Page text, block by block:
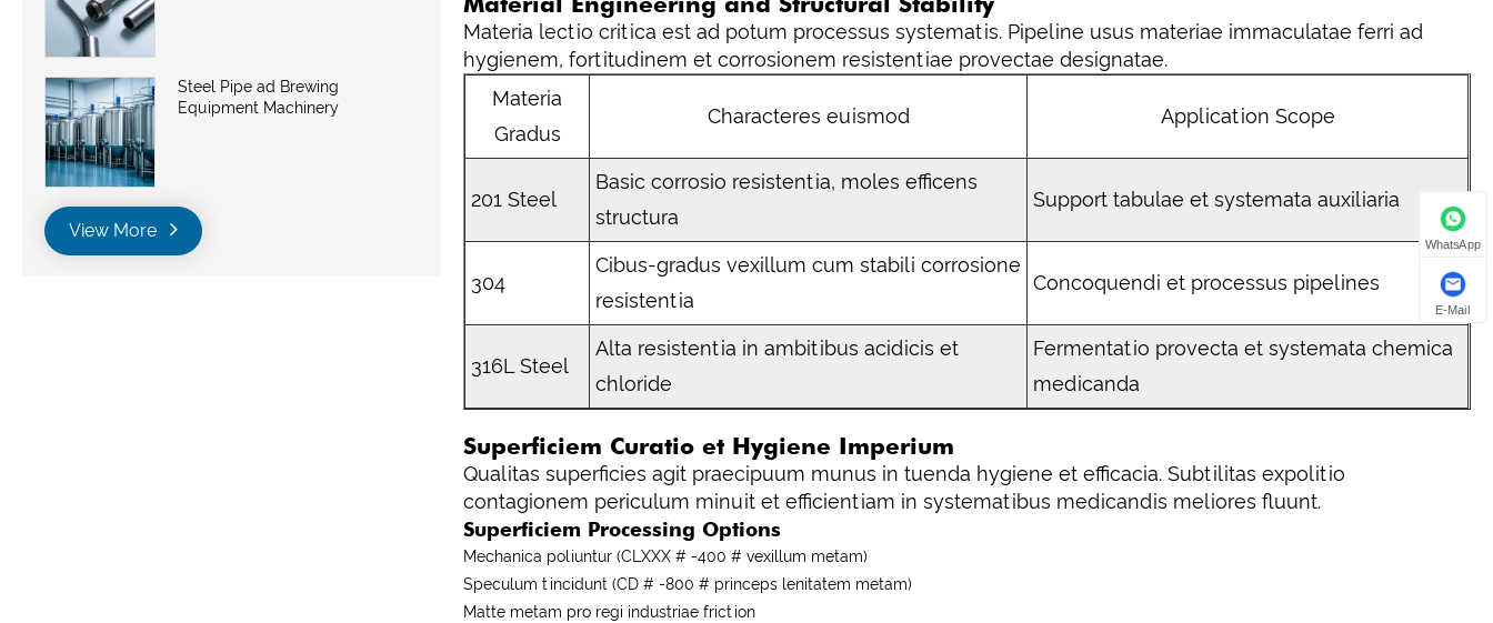
Steel Pipe ad Brewing
Equipment Machinery
View More
Materia lectio critica est ad potum processus systematis. Pipeline usus materiae immaculatae ferri ad
hygienem, fortitudinem et corrosionem resistentiae provectae designatae.
Materia
Gradus
Characteres euismod Application Scope
201 Steel
Basic corrosio resistentia, moles efficens
structura
Support tabulae et systemata auxiliaria
304
Cibus-gradus vexillum cum stabili corrosione
resistentia
Concoquendi et processus pipelines
316L Steel
Alta resistentia in ambitibus acidicis et
chloride
Fermentatio provecta et systemata chemica
medicanda
Superficiem Curatio et Hygiene Imperium
Qualitas superficies agit praecipuum munus in tuenda hygiene et efficacia. Subtilitas expolitio
contagionem periculum minuit et efficientiam in systematibus medicandis meliores fluunt.
Superficiem Processing Options
Mechanica poliuntur (CLXXX # -400 # vexillum metam)
Speculum tincidunt (CD # -800 # princeps lenitatem metam)
Matte metam pro regi industriae friction
WhatsApp
E-Mail